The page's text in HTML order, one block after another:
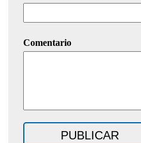
Comentario